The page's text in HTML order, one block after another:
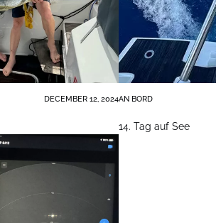
DECEMBER 12, 2024AN BORD
14. Tag auf See